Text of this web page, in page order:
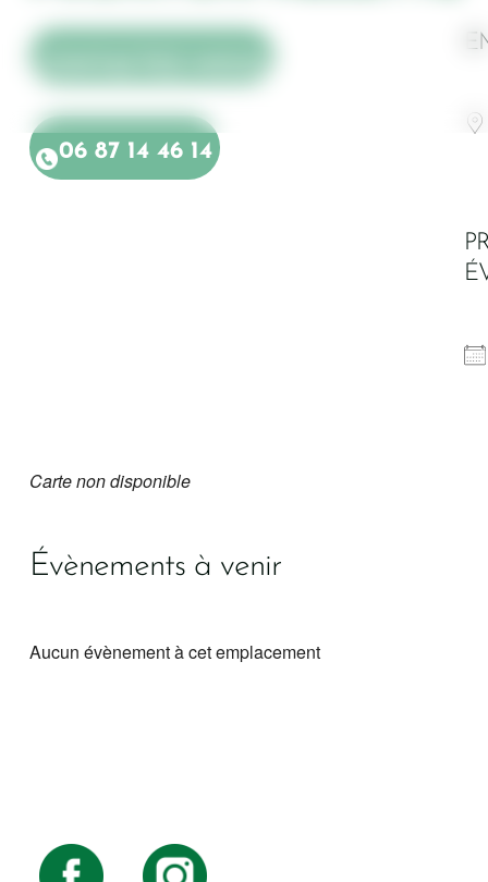
CONTACTEZ-NOUS
06 87 14 46 14
Carte non disponible
Évènements à venir
Aucun évènement à cet emplacement